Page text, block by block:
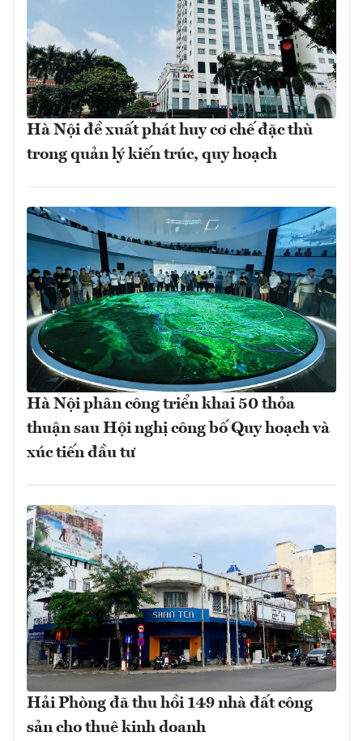
Hà Nội đề xuất phát huy cơ chế đặc thù
trong quản lý kiến trúc, quy hoạch
Hà Nội phân công triển khai 50 thỏa
thuận sau Hội nghị công bố Quy hoạch và
xúc tiến đầu tư
Hải Phòng đã thu hồi 149 nhà đất công
sản cho thuê kinh doanh